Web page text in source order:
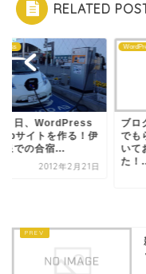
RELATED
２日、WordPress
サイトを作る！伊
泉での合宿...
2012年2月21日
ブロ
でも
いて
た！